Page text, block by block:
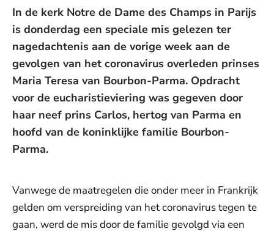
In de kerk Notre de Dame des Champs in Parijs
is donderdag een speciale mis gelezen ter
nagedachtenis aan de vorige week aan de
gevolgen van het coronavirus overleden prinses
Maria Teresa van Bourbon-Parma. Opdracht
voor de eucharistieviering was gegeven door
haar neef prins Carlos, hertog van Parma en
hoofd van de koninklijke familie Bourbon-
Parma.
Vanwege de maatregelen die onder meer in Frankrijk
gelden om verspreiding van het coronavirus tegen te
gaan, werd de mis door de familie gevolgd via een